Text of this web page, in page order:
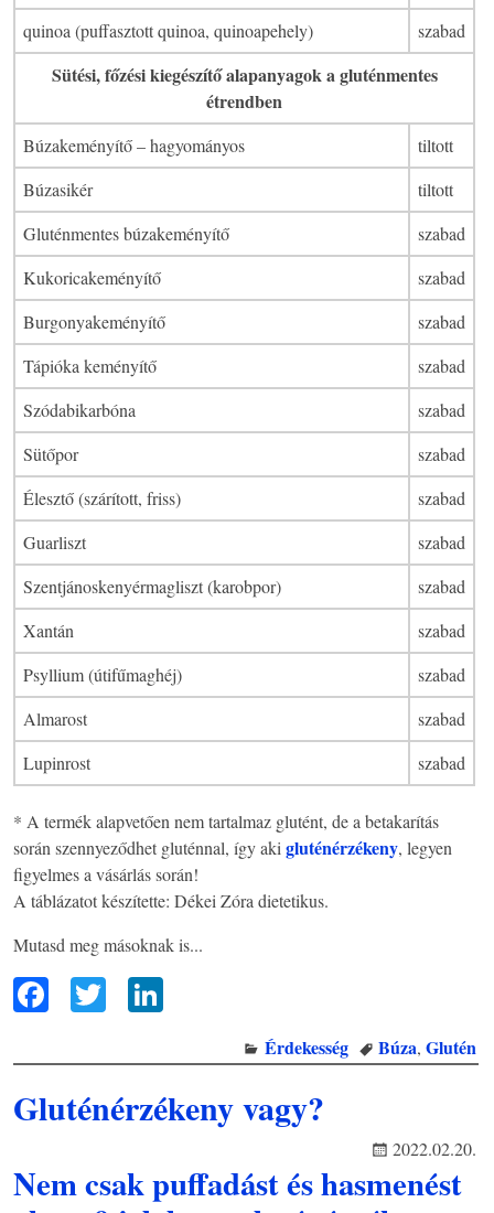
quinoa (puffasztott quinoa, quinoapehely)
szabad
Sütési, főzési kiegészítő alapanyagok a gluténmentes
étrendben
Búzakeményítő – hagyományos
tiltott
Búzasikér
tiltott
Gluténmentes búzakeményítő
szabad
Kukoricakeményítő
szabad
Burgonyakeményítő
szabad
Tápióka keményítő
szabad
Szódabikarbóna
szabad
Sütőpor
szabad
Élesztő (szárított, friss)
szabad
Guarliszt
szabad
Szentjánoskenyérmagliszt (karobpor)
szabad
Xantán
szabad
Psyllium (útifűmaghéj)
szabad
Almarost
szabad
Lupinrost
szabad
* A termék alapvetően nem tartalmaz glutént, de a betakarítás
során szennyeződhet gluténnal, így akigluténérzékeny, legyen
figyelmes a vásárlás során!
A táblázatot készítette: Dékei Zóra dietetikus.
Mutasd meg másoknak is...
ac
eb
oo
k
T
wi
tt
er
ke
dI
n
Érdekesség Búza, Glutén
Gluténérzékeny vagy?
2022.02.20.
Nem csak puffadást és hasmenést